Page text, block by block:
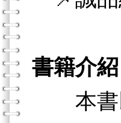
書籍介紹
本書以